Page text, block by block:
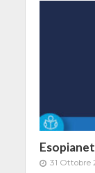
31 Ottobre